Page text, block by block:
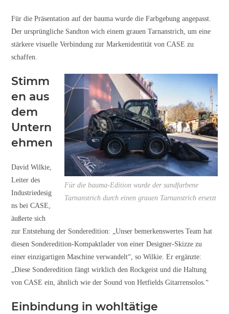
Für die Präsentation auf der bauma wurde die Farbgebung angepasst.
Der ursprüngliche Sandton wich einem grauen Tarnanstrich, um eine
stärkere visuelle Verbindung zur Markenidentität von CASE zu
schaffen.
Für die bauma-Edition wurde der sandfarbene
Tarnanstrich durch einen grauen Tarnanstrich ersetzt
Stimm
en aus
dem
Untern
ehmen
David Wilkie,
Leiter des
Industriedesig
ns bei CASE,
äußerte sich
zur Entstehung der Sonderedition: „Unser bemerkenswertes Team hat
diesen Sonderedition-Kompaktlader von einer Designer-Skizze zu
einer einzigartigen Maschine verwandelt“, so Wilkie. Er ergänzte:
„Diese Sonderedition fängt wirklich den Rockgeist und die Haltung
von CASE ein, ähnlich wie der Sound von Hetfields Gitarrensolos.“
Einbindung in wohltätige